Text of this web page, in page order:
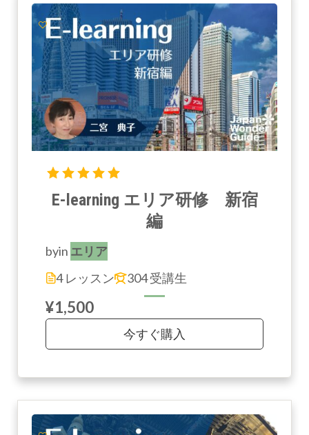
E-learning エリア研修 新宿
編
byin エリア
4 レッスン
304 受講生
¥1,500
今すぐ購入